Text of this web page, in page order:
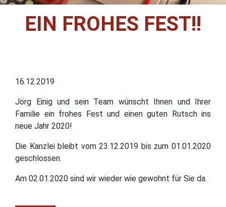
EIN FROHES FEST!!
16.12.2019
Jörg Einig und sein Team wünscht Ihnen und Ihrer
Familie ein frohes Fest und einen guten Rutsch ins
neue Jahr 2020!
Die Kanzlei bleibt vom 23.12.2019 bis zum 01.01.2020
geschlossen.
Am 02.01.2020 sind wir wieder wie gewohnt für Sie da.